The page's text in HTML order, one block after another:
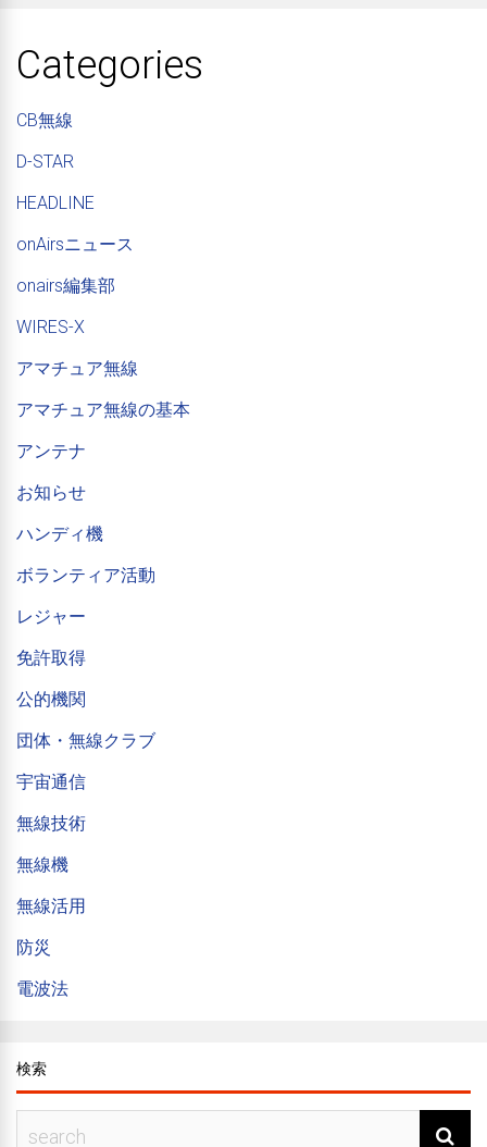
Categories
CB無線
D-STAR
HEADLINE
onAirsニュース
onairs編集部
WIRES-X
アマチュア無線
アマチュア無線の基本
アンテナ
お知らせ
ハンディ機
ボランティア活動
レジャー
免許取得
公的機関
団体・無線クラブ
宇宙通信
無線技術
無線機
無線活用
防災
電波法
検索